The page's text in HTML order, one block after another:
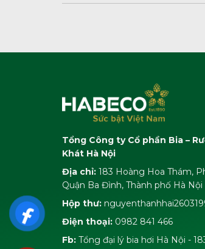
Tổng Công ty Cổ phần Bia –
Khát Hà Nội
Địa chỉ: 183 Hoàng Hoa Thám,
Quận Ba Đình, Thành phố Hà Nội
Hộp thư:
Điện thoại: 0982 841 466
Fb: Tổng đại lý bia hơi Hà Nội -